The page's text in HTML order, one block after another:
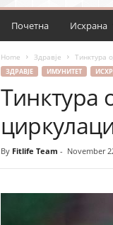
Почетна Исхрана
Home Здравје Тинктура
ЗДРАВЈЕ ИМУНИТЕТ
Тинктура
By Fitlife Team - November